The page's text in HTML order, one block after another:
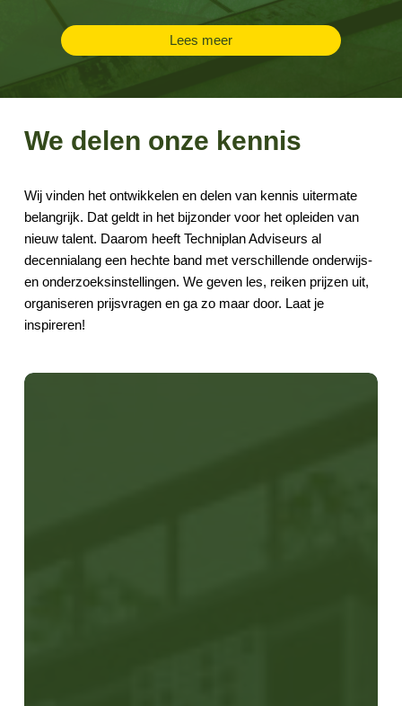
Lees meer
We delen onze kennis
Wij vinden het ontwikkelen en delen van kennis uitermate
belangrijk. Dat geldt in het bijzonder voor het opleiden van
nieuw talent. Daarom heeft Techniplan Adviseurs al
decennialang een hechte band met verschillende onderwijs-
en onderzoeksinstellingen. We geven les, reiken prijzen uit,
organiseren prijsvragen en ga zo maar door. Laat je
inspireren!